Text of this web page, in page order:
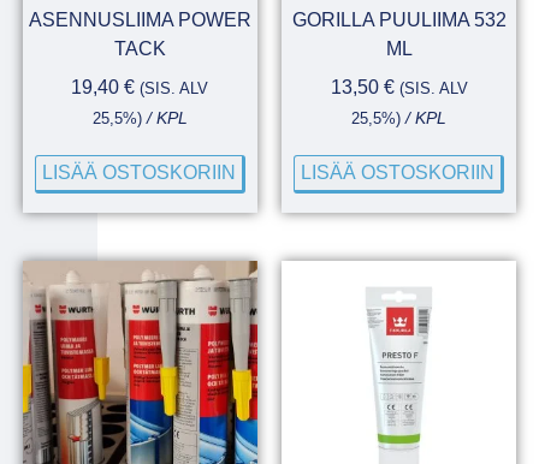
ASENNUSLIIMA POWER
TACK
19,40€ (SIS. ALV
25,5%)/ KPL
LISÄÄ OSTOSKORIIN
GORILLA PUULIIMA 532
ML
13,50 € (SIS. ALV
25,5%) / KPL
LISÄÄ OSTOSKORIIN